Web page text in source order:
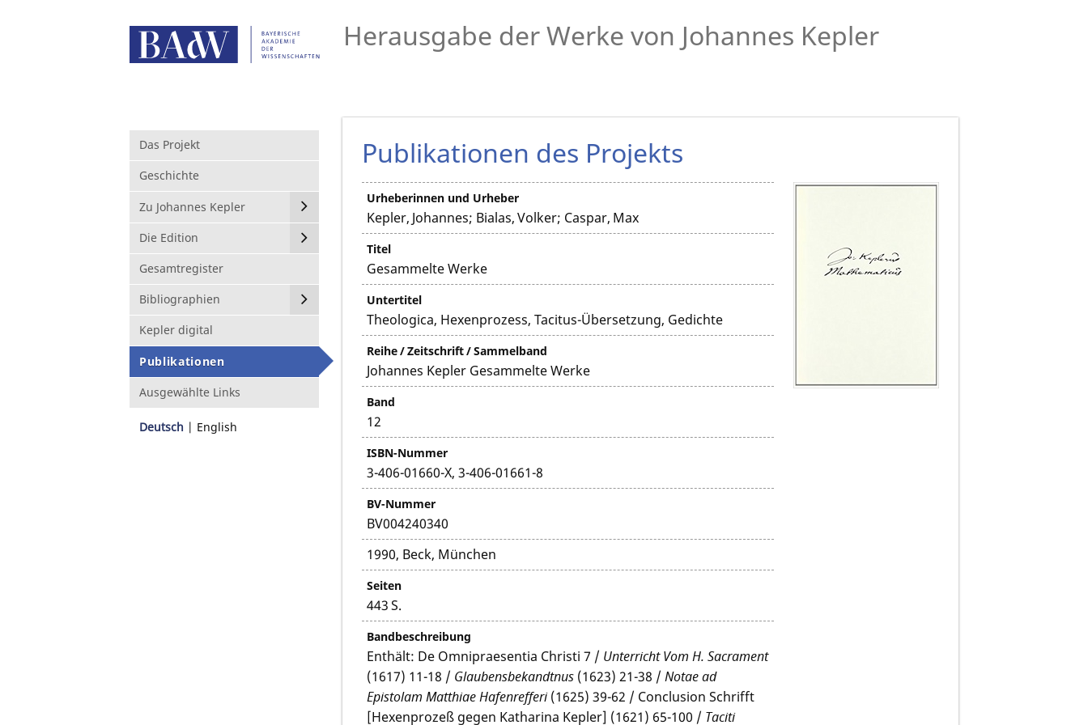
Herausgabe der Werke von Johannes Kepler
Das Projekt
Geschichte
Zu Johannes Kepler
Die Edition
Gesamtregister
Bibliographien
Kepler digital
Publikationen
Ausgewählte Links
Deutsch English
Publikationen des Projekts
Urheberinnen und Urheber
Kepler, Johannes; Bialas, Volker; Caspar, Max
Titel
Gesammelte Werke
Untertitel
Theologica, Hexenprozess, Tacitus-Übersetzung, Gedichte
Reihe / Zeitschrift / Sammelband
Johannes Kepler Gesammelte Werke
Band
12
ISBN-Nummer
3-406-01660-X, 3-406-01661-8
BV-Nummer
BV004240340
1990, Beck, München
Seiten
443 S.
Bandbeschreibung
Enthält: De Omnipraesentia Christi 7 / Unterricht Vom H. Sacrament
(1617) 11-18 / Glaubensbekandtnus (1623) 21-38 /Notae ad
Epistolam Matthiae Hafenrefferi(1625) 39-62 / Conclusion Schrifft
[Hexenprozeß gegen Katharina Kepler] (1621) 65-100 / Taciti